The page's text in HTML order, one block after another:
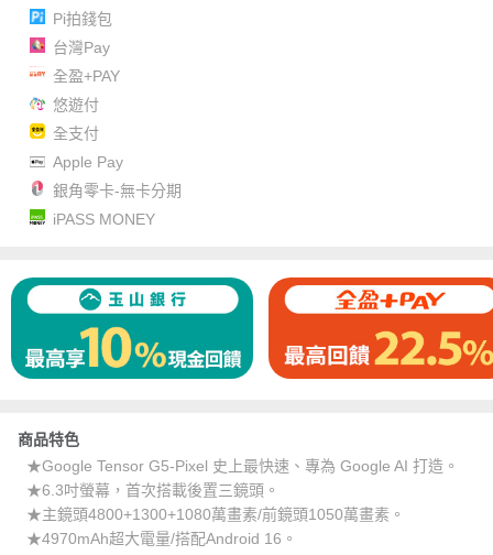
Pi拍錢包
台灣Pay
全盈+PAY
悠遊付
全支付
Apple Pay
銀角零卡-無卡分期
iPASS MONEY
商品特色
★Google Tensor G5-Pixel 史上最快速、專為 Google AI 打造。
★6.3吋螢幕，首次搭載後置三鏡頭。
★主鏡頭4800+1300+1080萬畫素/前鏡頭1050萬畫素。
★4970mAh超大電量/搭配Android 16。